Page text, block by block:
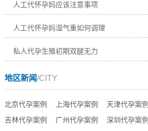
人工代怀孕妈应该注意事项
人工代怀孕妈湿气重如何调理
私人代孕生殖初期双腿无力
地区新闻/CITY
北京代孕案例 上海代孕案例 天津代孕案例
吉林代孕案例
广州代孕案例 深圳代孕案例